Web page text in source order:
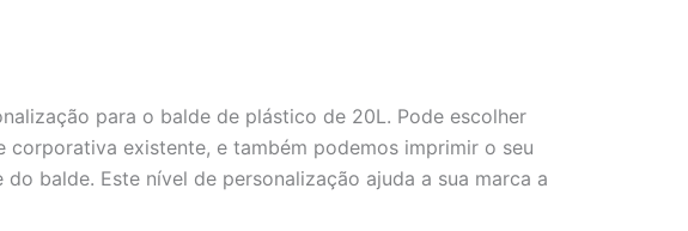
para o balde de plástico de 20L. Pode escolher
existente, e também podemos imprimir o seu
balde. Este nível de personalização ajuda a sua marca a